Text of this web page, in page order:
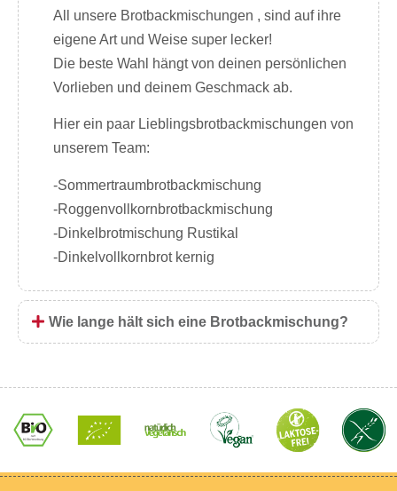
All unsere Brotbackmischungen , sind auf ihre
eigene Art und Weise super lecker!
Die beste Wahl hängt von deinen persönlichen
Vorlieben und deinem Geschmack ab.
Hier ein paar Lieblingsbrotbackmischungen von
unserem Team:
-Sommertraumbrotbackmischung
-Roggenvollkornbrotbackmischung
-Dinkelbrotmischung Rustikal
-Dinkelvollkornbrot kernig
Wie lange hält sich eine Brotbackmischung?